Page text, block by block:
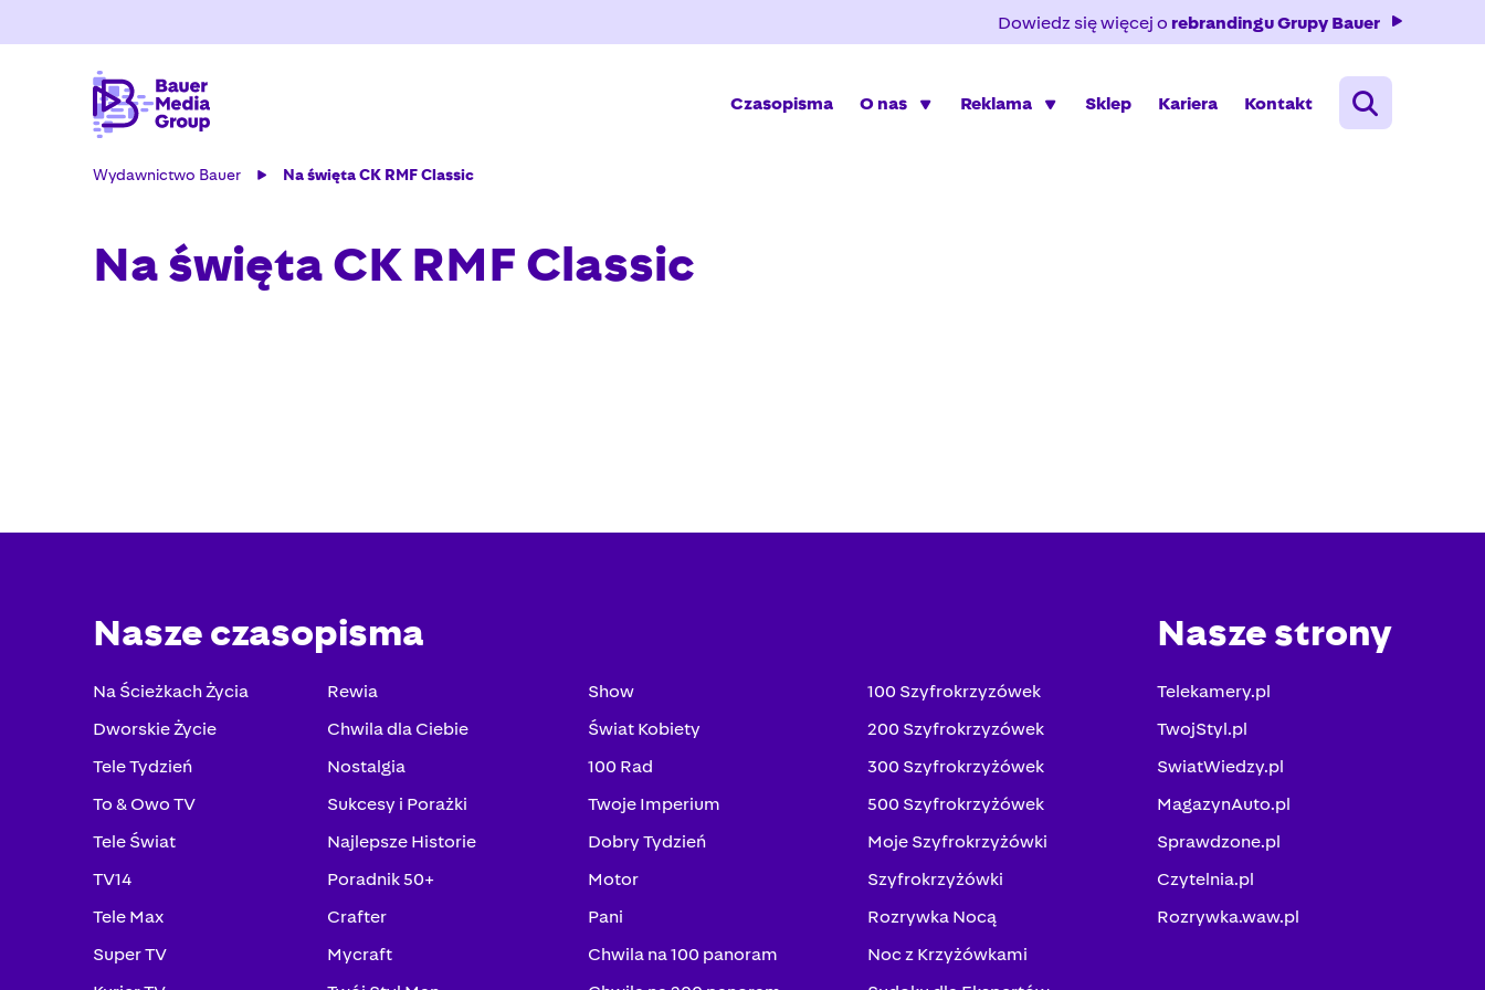
Dowiedz się więcej o rebrandingu Grupy Bauer
Czasopisma O nas Reklama Sklep Kariera Kontakt
Wydawnictwo Bauer Na święta CK RMF Classic
Na święta CK RMF Classic
Nasze czasopisma
Na Ścieżkach Życia
Dworskie Życie
Tele Tydzień
To & Owo TV
Tele Świat
TV14
Tele Max
Super TV
Rewia
Chwila dla Ciebie
Nostalgia
Sukcesy i Porażki
Najlepsze Historie
Poradnik 50+
Crafter
Mycraft
Show
Świat Kobiety
100 Rad
Twoje Imperium
Dobry Tydzień
Motor
Pani
Chwila na 100 panoram
100 Szyfrokrzyzówek
200 Szyfrokrzyzówek
300 Szyfrokrzyżówek
500 Szyfrokrzyżówek
Moje Szyfrokrzyżówki
Szyfrokrzyżówki
Rozrywka Nocą
Noc z Krzyżówkami
Nasze strony
Telekamery.pl
TwojStyl.pl
SwiatWiedzy.pl
MagazynAuto.pl
Sprawdzone.pl
Czytelnia.pl
Rozrywka.waw.pl